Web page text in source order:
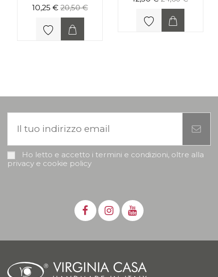
10,25 €20,50 €
Ho letto e accetto i termini e condizioni, oltre alla
privacy e cookie policy